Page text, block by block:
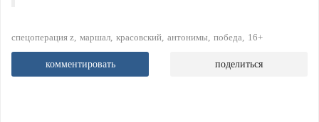
спецоперация z маршал красовский антонимы победа 16+
комментировать поделиться